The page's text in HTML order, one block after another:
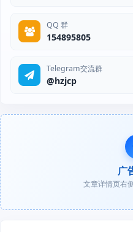
QQ 群
154895805
Telegram交流群
@hzjcp
广
文章详情页右